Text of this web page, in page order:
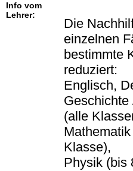
Info vom
Lehrer:
Die
einzelnen
bestimmte
reduziert:
Englisch,
(alle
Klasse),
Physik (bis